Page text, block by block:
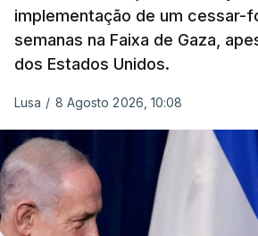
implementação de um cessar-
semanas na Faixa de Gaza,
dos Estados Unidos.
Lusa / 8 Agosto 2026, 10:08